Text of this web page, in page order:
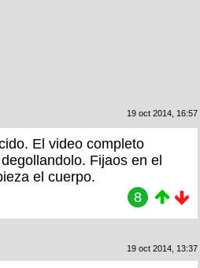
19 oct 2014, 16:57
El video completo
Fijaos en el
el cuerpo.
8
19 oct 2014, 13:37